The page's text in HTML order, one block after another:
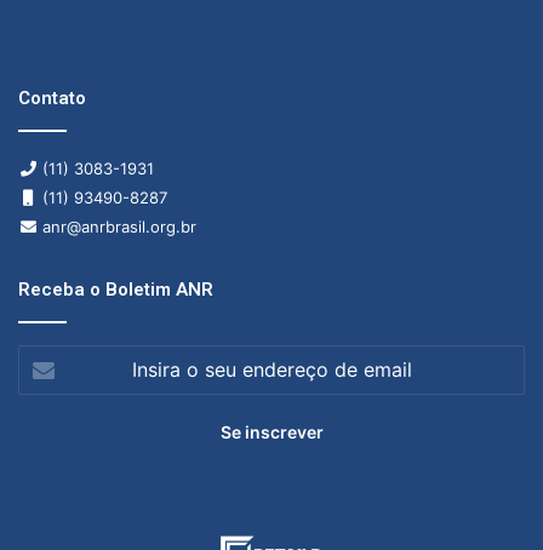
Contato
(11) 3083-1931
(11) 93490-8287
anr@anrbrasil.org.br
Receba o Boletim ANR